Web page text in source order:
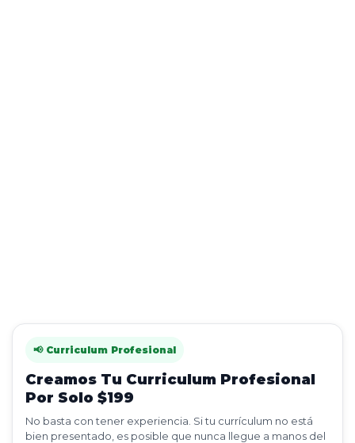
📢 Curriculum Profesional
Creamos Tu Curriculum Profesional
Por Solo $199
No basta con tener experiencia. Si tu currículum no está
bien presentado, es posible que nunca llegue a manos del